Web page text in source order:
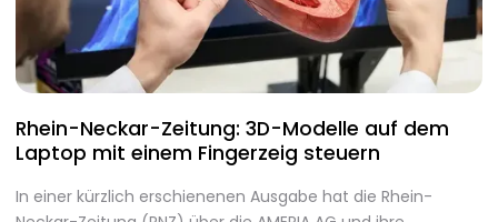
Rhein-Neckar-Zeitung: 3D-Modelle auf dem
Laptop mit einem Fingerzeig steuern
In einer kürzlich erschienenen Ausgabe hat die Rhein-